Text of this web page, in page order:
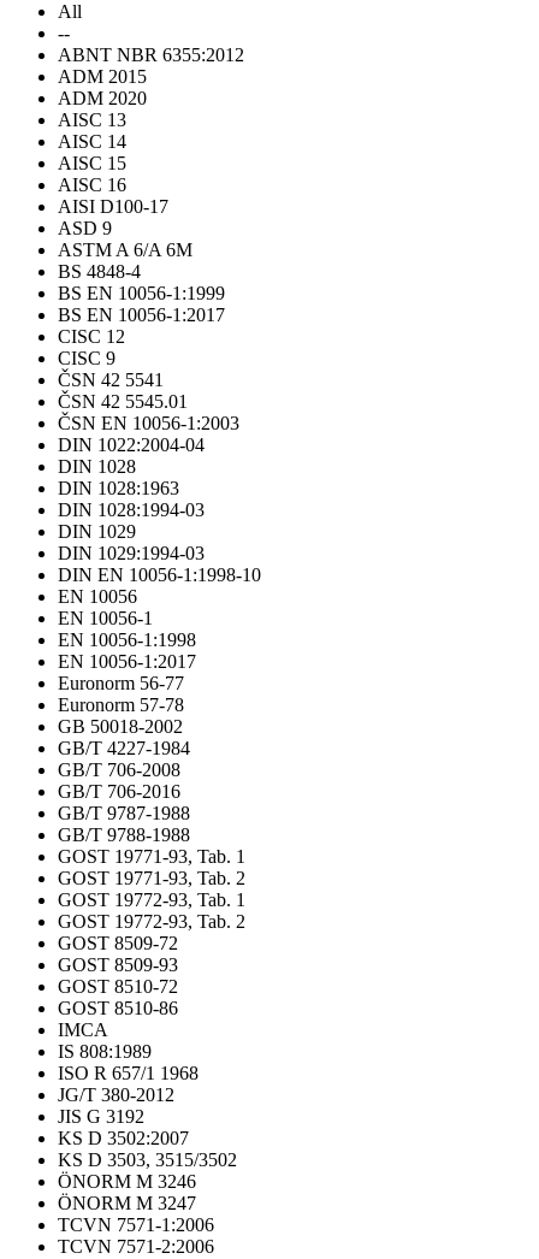
All
--
ABNT NBR 6355:2012
ADM 2015
ADM 2020
AISC 13
AISC 14
AISC 15
AISC 16
AISI D100-17
ASD 9
ASTM A 6/A 6M
BS 4848-4
BS EN 10056-1:1999
BS EN 10056-1:2017
CISC 12
CISC 9
ČSN 42 5541
ČSN 42 5545.01
ČSN EN 10056-1:2003
DIN 1022:2004-04
DIN 1028
DIN 1028:1963
DIN 1028:1994-03
DIN 1029
DIN 1029:1994-03
DIN EN 10056-1:1998-10
EN 10056
EN 10056-1
EN 10056-1:1998
EN 10056-1:2017
Euronorm 56-77
Euronorm 57-78
GB 50018-2002
GB/T 4227-1984
GB/T 706-2008
GB/T 706-2016
GB/T 9787-1988
GB/T 9788-1988
GOST 19771-93, Tab. 1
GOST 19771-93, Tab. 2
GOST 19772-93, Tab. 1
GOST 19772-93, Tab. 2
GOST 8509-72
GOST 8509-93
GOST 8510-72
GOST 8510-86
IMCA
IS 808:1989
ISO R 657/1 1968
JG/T 380-2012
JIS G 3192
KS D 3502:2007
KS D 3503, 3515/3502
ÖNORM M 3246
ÖNORM M 3247
TCVN 7571-1:2006
TCVN 7571-2:2006